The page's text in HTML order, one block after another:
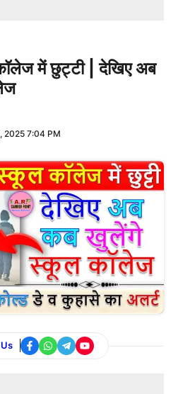
में छुट्टी | देखिए अब
2025 7:04 PM